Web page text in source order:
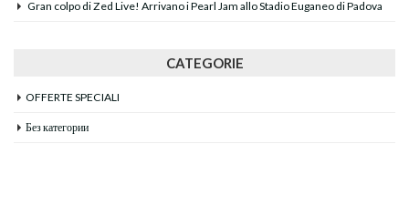
Gran colpo di Zed Live! Arrivano i Pearl Jam allo Stadio Euganeo di Padova
CATEGORIE
OFFERTE SPECIALI
Без категории